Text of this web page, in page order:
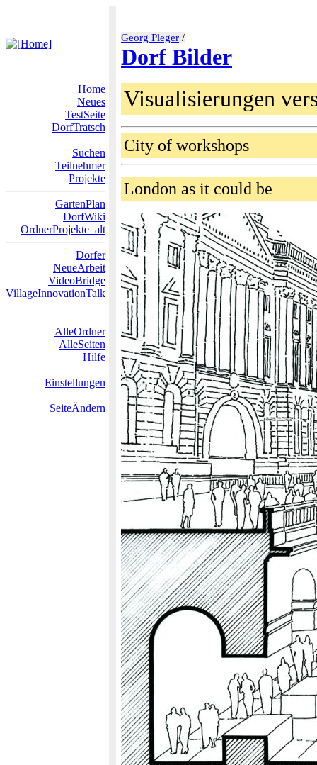
Georg Pleger /
Dorf Bilder
Home
Neues
TestSeite
DorfTratsch
Suchen
Teilnehmer
Projekte
GartenPlan
DorfWiki
OrdnerProjekte_alt
Dörfer
NeueArbeit
VideoBridge
VillageInnovationTalk
AlleOrdner
AlleSeiten
Hilfe
Einstellungen
SeiteÄndern
Visualisierungen
City of workshops
London as it could be